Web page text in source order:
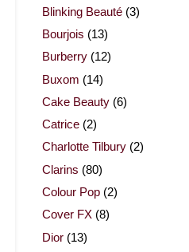
Blinking Beauté (3)
Bourjois (13)
Burberry (12)
Buxom (14)
Cake Beauty (6)
Catrice (2)
Charlotte Tilbury (2)
Clarins (80)
Colour Pop (2)
Cover FX (8)
Dior (13)